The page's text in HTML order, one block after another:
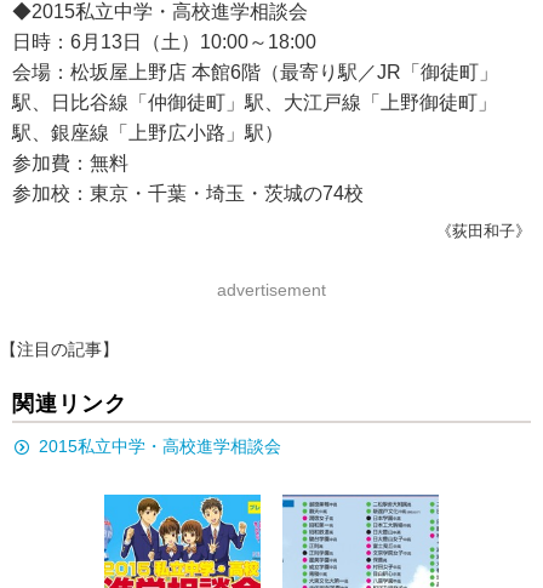
◆2015私立中学・高校進学相談会
日時：6月13日（土）10:00～18:00
会場：松坂屋上野店 本館6階（最寄り駅／JR「御徒町」
駅、日比谷線「仲御徒町」駅、大江戸線「上野御徒町」
駅、銀座線「上野広小路」駅）
参加費：無料
参加校：東京・千葉・埼玉・茨城の74校
《荻田和子》
advertisement
【注目の記事】
関連リンク
2015私立中学・高校進学相談会